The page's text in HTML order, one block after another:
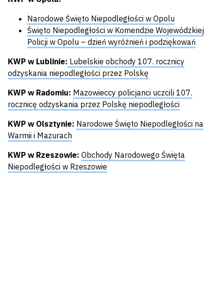
Narodowe Święto Niepodległości w Opolu
Święto Niepodległości w Komendzie Wojewódzkiej
Policji w Opolu – dzień wyróżnień i podziękowań
KWP w Lublinie: Lubelskie obchody 107. rocznicy
odzyskania niepodległości przez Polskę
KWP w Radomiu: Mazowieccy policjanci uczcili 107.
rocznicę odzyskania przez Polskę niepodległości
KWP w Olsztynie: Narodowe Święto Niepodległości na
Warmii i Mazurach
KWP w Rzeszowie: Obchody Narodowego Święta
Niepodległości w Rzeszowie